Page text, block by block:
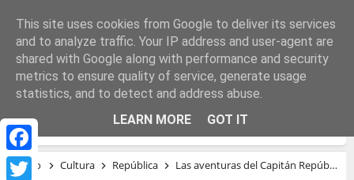
Facebook
LAS AVENTURAS DEL CAPITÁN REPÚBLICA
Inicio Cultura República Las aventuras del Capitán República
This site uses cookies from Google to deliver its services
and to analyze traffic. Your IP address and user-agent are
shared with Google along with performance and security
metrics to ensure quality of service, generate usage
statistics, and to detect and address abuse.
LEARN MORE
GOT IT